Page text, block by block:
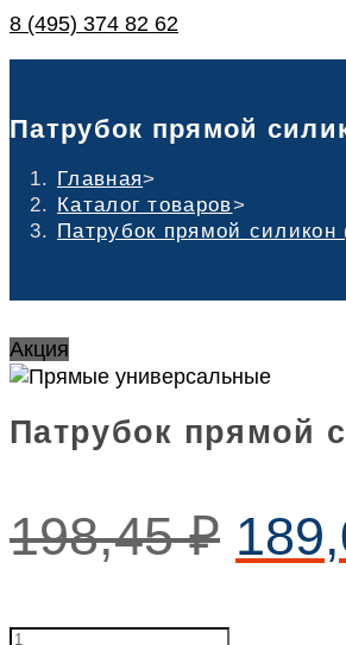
8 (495) 374 82 62
Патрубок прямой
Главная>
Каталог товаров>
Патрубок прямой силикон
Акция
Патрубок прямой
198,45₽
Патрубок